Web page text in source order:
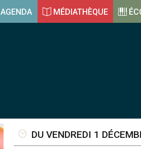
AGENDA MÉDIATHÈQUE
DU VENDREDI 1